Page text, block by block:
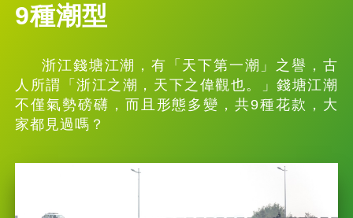
9種潮型
浙江錢塘江潮，有「天下第一潮」之譽，古
人所謂「浙江之潮，天下之偉觀也。」錢塘江潮
不僅氣勢磅礴，而且形態多變，共9種花款，大
家都見過嗎？